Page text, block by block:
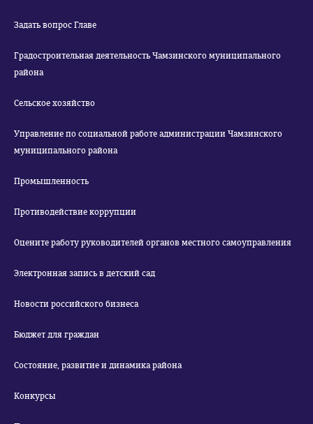
Задать вопрос Главе
Градостроительная деятельность Чамзинского муниципального
района
Сельское хозяйство
Управление по социальной работе администрации Чамзинского
муниципального района
Промышленность
Противодействие коррупции
Оцените работу руководителей органов местного самоуправления
Электронная запись в детский сад
Новости российского бизнеса
Бюджет для граждан
Состояние, развитие и динамика района
Конкурсы